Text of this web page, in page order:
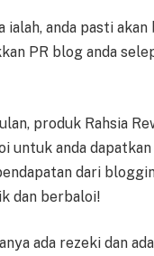
ialah, anda pasti
PR blog anda
produk Rahsia
untuk anda dapatkan
dari
dan berbaloi!
ada rezeki dan